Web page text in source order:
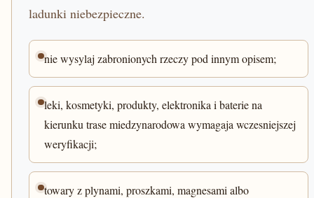
ladunki niebezpieczne.
nie wysylaj zabronionych rzeczy pod innym opisem;
leki, kosmetyki, produkty, elektronika i baterie na
kierunku trase miedzynarodowa wymagaja wczesniejszej
weryfikacji;
towary z plynami, proszkami, magnesami albo